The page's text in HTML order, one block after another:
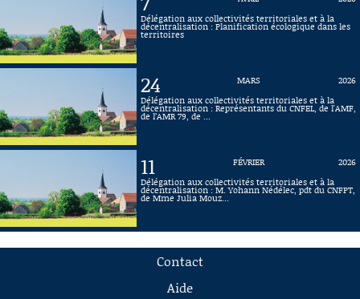
Délégation aux collectivités territoriales et à la
décentralisation : Planification écologique dans les
territoires
24 MARS
2026
Délégation aux collectivités territoriales et à la
décentralisation : Représentants du CNFEL, de l'AMF,
de l’AMR 79, de ...
11 FÉVRIER
2026
Délégation aux collectivités territoriales et à la
décentralisation : M. Yohann Nédélec, pdt du CNFPT,
de Mme Julia Mouz...
Contact
Aide